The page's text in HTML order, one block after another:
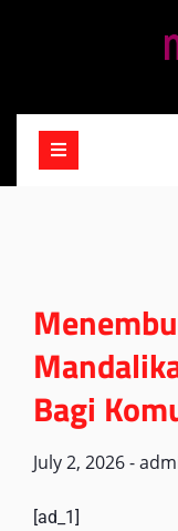
Bagi
July 2, 2026-
[ad_1]